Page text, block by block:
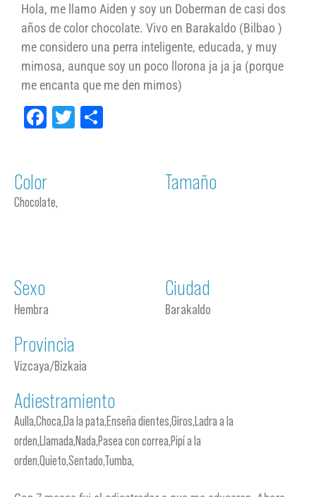
Hola, me llamo Aiden y soy un Doberman de casi dos
años de color chocolate. Vivo en Barakaldo (Bilbao )
me considero una perra inteligente, educada, y muy
mimosa, aunque soy un poco llorona ja ja ja (porque
me encanta que me den mimos)
Facebook
Twitter
Color
Chocolate,
Tamaño
Sexo
Hembra
Ciudad
Barakaldo
Provincia
Vizcaya/Bizkaia
Adiestramiento
Aulla,Choca,Da la pata,Enseña dientes,Giros,Ladra a la
orden,Llamada,Nada,Pasea con correa,Pipí a la
orden,Quieto,Sentado,Tumba,